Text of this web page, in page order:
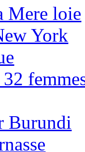
Mere loie
York
Burundi